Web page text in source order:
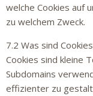
welche Cookies auf
zu welchem Zweck.
7.2 Was sind
Cookies sind kleine
Subdomains
effizienter zu